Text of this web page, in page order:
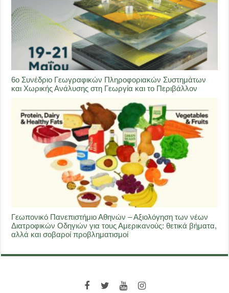
6ο Συνέδριο Γεωγραφικών Πληροφοριακών Συστημάτων
και Χωρικής Ανάλυσης στη Γεωργία και το Περιβάλλον
Γεωπονικό Πανεπιστήμιο Αθηνών – Αξιολόγηση των νέων
Διατροφικών Οδηγιών για τους Αμερικανούς: θετικά βήματα,
αλλά και σοβαροί προβληματισμοί